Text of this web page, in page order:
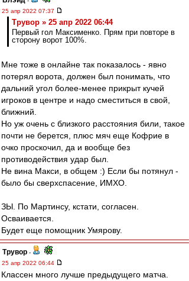
25 апр 2022 07:37
Трувор » 25 апр 2022 06:44
Первый гол Максименко. Прям при повторе в
сторону ворот 100%.
Мне тоже в онлайне так показалось - явно
потерял ворота, должен был понимать, что
дальний угол более-менее прикрыт кучей
игроков в центре и надо сместиться в свой,
ближний.
Но уж очень с близкого расстояния били, такое
почти не берется, плюс мяч еще Кофрие в
очко проскочил, да и вообще без
противодействия удар был.
Не вина Макси, в общем :) Если бы потянул -
было бы сверхспасение, ИМХО.
ЗЫ. По Мартинсу, кстати, согласен.
Осваивается.
Будет еще помощник Умярову.
Трувор -
25 апр 2022 06:44
Классен много лучше предыдущего матча.